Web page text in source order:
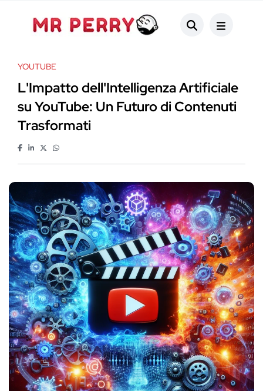
YOUTUBE
L'Impatto dell'Intelligenza Artificiale
su YouTube: Un Futuro di Contenuti
Trasformati